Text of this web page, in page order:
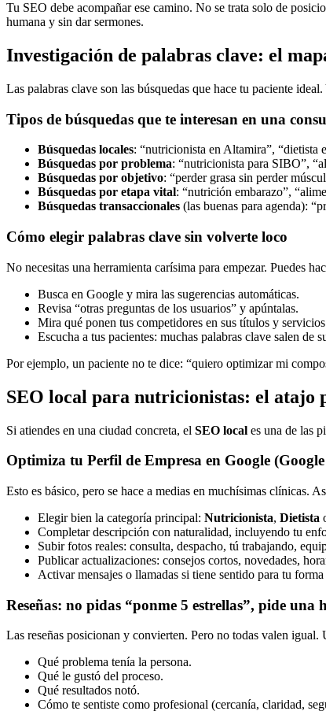
Tu SEO debe acompañar ese camino. No se trata solo de
humana y sin dar sermones.
Investigación de palabras clave: el
Las palabras clave son las búsquedas que hace tu paciente
Tipos de búsquedas que te interesan en una
Búsquedas locales: “nutricionista en Altamira”, “dietista
Búsquedas por problema: “nutricionista para SIBO”,
Búsquedas por objetivo: “perder grasa sin perder
Búsquedas por etapa vital: “nutrición embarazo”,
Búsquedas transaccionales (las buenas para agenda):
Cómo elegir palabras clave sin volverte loco
No necesitas una herramienta carísima para empezar. Puedes
Busca en Google y mira las sugerencias automáticas.
Revisa “otras preguntas de los usuarios” y apúntalas.
Mira qué ponen tus competidores en sus títulos y
Escucha a tus pacientes: muchas palabras clave salen de
Por ejemplo, un paciente no te dice: “quiero optimizar mi
SEO local para nutricionistas: el atajo
Si atiendes en una ciudad concreta, el SEO local es una de las
Optimiza tu Perfil de Empresa en Google
Esto es básico, pero se hace a medias en muchísimas clínicas.
Elegir bien la categoría principal: Nutricionista, Dietista
Completar descripción con naturalidad, incluyendo tu
Subir fotos reales: consulta, despacho, tú trabajando,
Publicar actualizaciones: consejos cortos, novedades,
Activar mensajes o llamadas si tiene sentido para tu forma
Reseñas: no pidas “ponme 5 estrellas”, pide una
Las reseñas posicionan y convierten. Pero no todas valen igual.
Qué problema tenía la persona.
Qué le gustó del proceso.
Qué resultados notó.
Cómo te sentiste como profesional (cercanía, claridad,